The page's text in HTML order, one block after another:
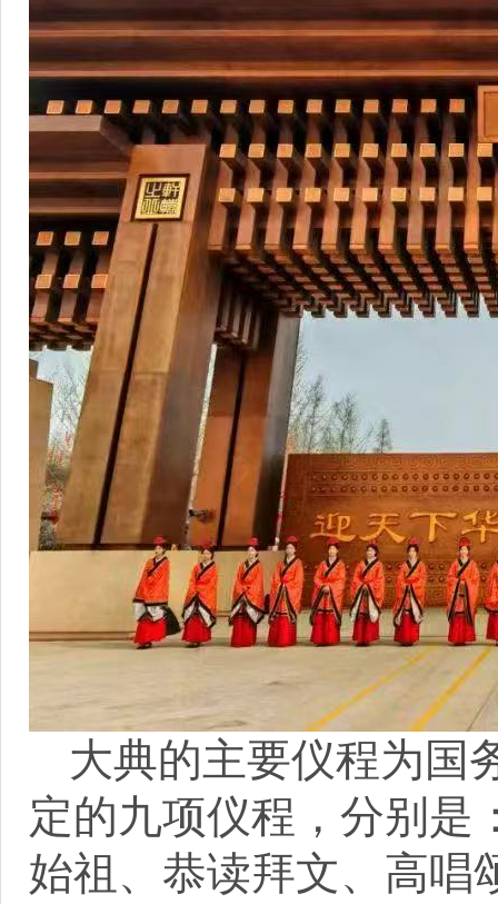
大典的主要仪程为国
定的九项仪程，分别是
始祖、恭读拜文、高唱